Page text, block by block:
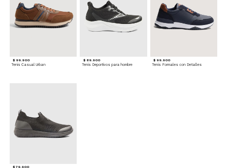
$ 99.900
Tenis Casual Urban
$ 89.900
Tenis Deportivos para hombre
$ 99.900
Tenis Formales con Detalles
$ 79.900